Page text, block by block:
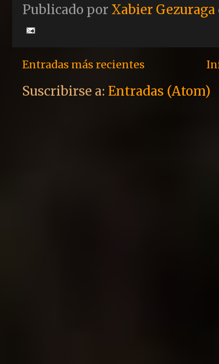
Publicado por Xabier Gezuraga
Entradas más recientes
Suscribirse a: Entradas (Atom)